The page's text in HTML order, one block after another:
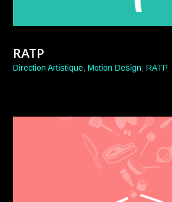
RATP
Direction Artistique,Motion Design,RATP